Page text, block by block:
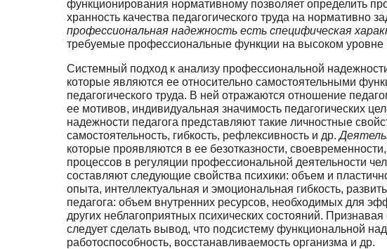
функционирования нормативному позволяет опре­делить
хранность качества педагогического труда на
профессиональная надежность есть специфическая
требуемые профессиональные функции на высоком
Системный подход к анализу профессиональной
которые являются ее относительно самостоятельными
педагогического труда. В ней отражаются отношение
ее мотивов, индивидуальная значи­мость педагогических
надежности педагога представляют такие личностные
самостоятельность, гибкость, рефлексивность и др.
которые проявляются в ее безотказности,
процессов в регуляции профессиональной деятельности
составляют следующие свойства психики: объем и
опыта, ин­теллектуальная и эмоциональная гибкость,
педагога: объем внутренних ресурсов, необходимых для
других не­благоприятных психических состояний.
следует сделать вывод, что подсистему функциональной
работоспо­собность, восстанавливаемость организма и др.